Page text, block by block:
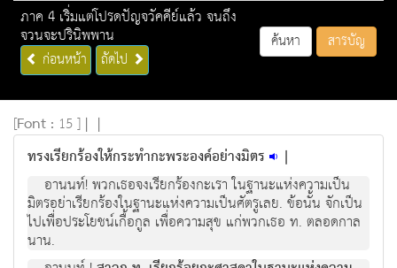
ภาค 4 เริ่มแต่โปรดปัญจวัคคีย์แล้ว จนถึง
จวนจะปรินิพพาน
ก่อนหน้า ถัดไป
ค้นหา สารบัญ
[Font : 15 ] | |
ทรงเรียกร้องให้กระทำกะพระองค์อย่างมิตร |
อานนท์! พวกเธอจงเรียกร้องกะเรา ในฐานะแห่งความเป็น
มิตรอย่าเรียกร้องในฐานะแห่งความเป็นศัตรูเลย. ข้อนั้น จักเป็น
ไปเพื่อประโยชน์เกื้อกูล เพื่อความสุข แก่พวกเธอ ท. ตลอดกาล
นาน.